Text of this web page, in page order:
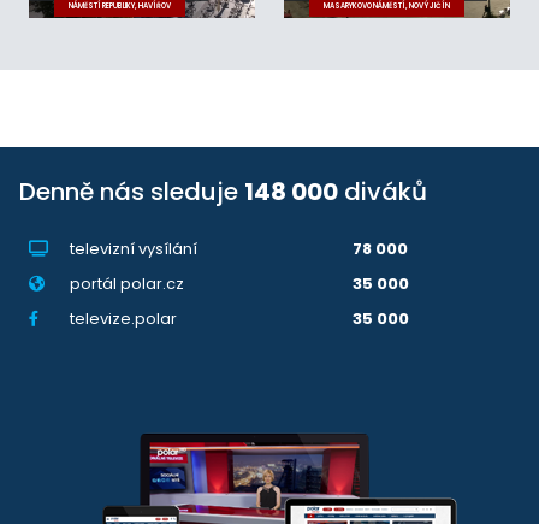
NÁMĚSTÍ REPUBLIKY, HAVÍŘOV MASARYKOVO NÁMĚSTÍ, NOVÝ JIČÍN
Denně nás sleduje 148 000 diváků
televizní vysílání
78 000
portál polar.cz
35 000
televize.polar
35 000